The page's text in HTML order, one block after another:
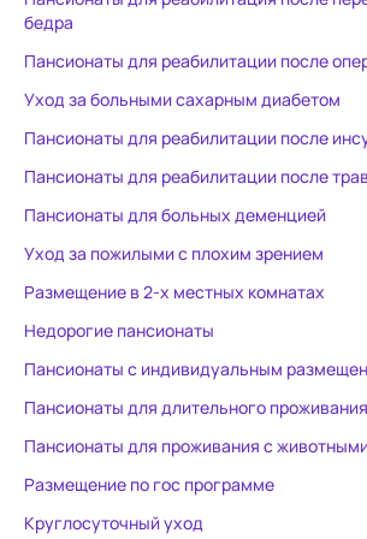
закормили снотворными , что
она перестала ходить. Итогом
пребывания в данном
пансионате стал лекарственный
делирий у мамы!(( Который
закончился инсультом . Есть мед
.заключение. Это не
медицинское учреждение, а
пансионат для пожилых людей!!
Зачем позиционировать
деменцией и Альцгеймером - не
объяснимо! Профильных
сотрудников в 20-м году не
появились.. Берегите своих
близких!
бедра
Пансионаты для реабилитации после
Уход за больными сахарным диабетом
Пансионаты для реабилитации после
Пансионаты для реабилитации после
Пансионаты для больных деменцией
Уход за пожилыми с плохим зрением
Размещение в 2-х местных комнатах
Недорогие пансионаты
Пансионаты с индивидуальным
Пансионаты для длительного проживания
Пансионаты для проживания с
Размещение по гос программе
Круглосуточный уход